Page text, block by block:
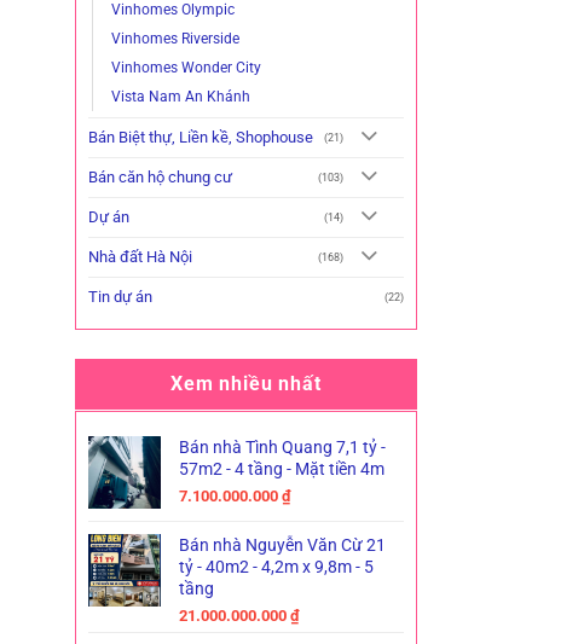
Vinhomes Olympic
Vinhomes Riverside
Vinhomes Wonder City
Vista Nam An Khánh
Bán Biệt thự, Liền kề, Shophouse (21)
Bán căn hộ chung cư (103)
Dự án (14)
Nhà đất Hà Nội (168)
Tin dự án (22)
Xem nhiều nhất
Bán nhà Tình Quang 7,1 tỷ -
57m2 - 4 tầng - Mặt tiền 4m
7.100.000.000 ₫
Bán nhà Nguyễn Văn Cừ 21
tỷ - 40m2 - 4,2m x 9,8m - 5
tầng
21.000.000.000 ₫